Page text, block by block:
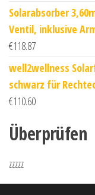
Solarabsorber
Ventil, inklusive
€118.87
well2wellness
schwarz für
€110.60
Überprüfen
zzzzz